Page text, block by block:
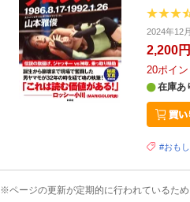
2024年12
2,200円
20ポイン
在庫あ
#おも
※ページの更新が定期的に行われているた